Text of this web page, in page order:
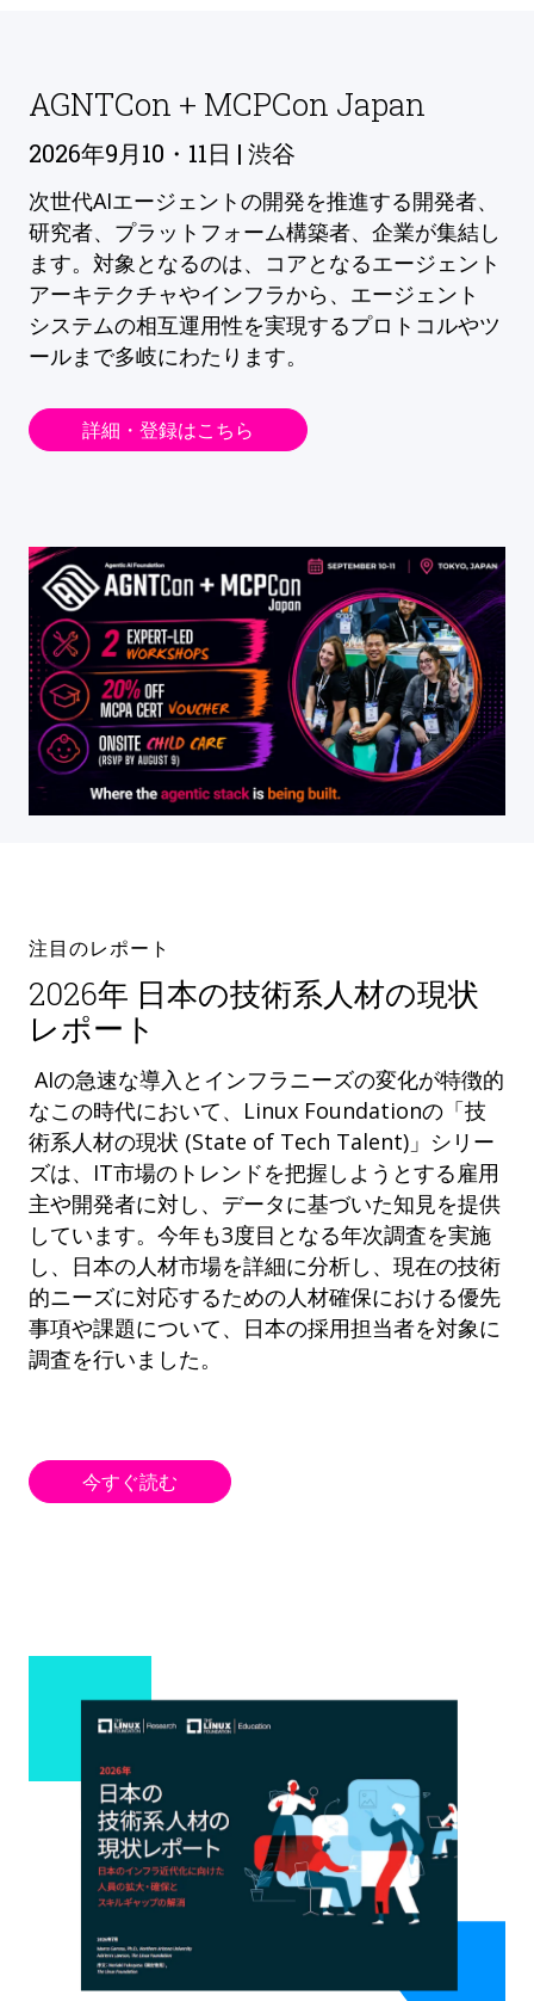
AGNTCon + MCPCon Japan
2026年9月10・11日 | 渋谷
次世代AIエージェントの開発を推進する開発者、
研究者、プラットフォーム構築者、企業が集結し
ます。対象となるのは、コアとなるエージェント
アーキテクチャやインフラから、エージェント
システムの相互運用性を実現するプロトコルやツ
ールまで多岐にわたります。
詳細・登録はこちら
注目のレポート
2026年 日本の技術系人材の現状
レポート
AIの急速な導入とインフラニーズの変化が特徴的
なこの時代において、Linux Foundationの「技
術系人材の現状 (State of Tech Talent)」シリー
ズは、IT市場のトレンドを把握しようとする雇用
主や開発者に対し、データに基づいた知見を提供
しています。今年も3度目となる年次調査を実施
し、日本の人材市場を詳細に分析し、現在の技術
的ニーズに対応するための人材確保における優先
事項や課題について、日本の採用担当者を対象に
調査を行いました。
今すぐ読む